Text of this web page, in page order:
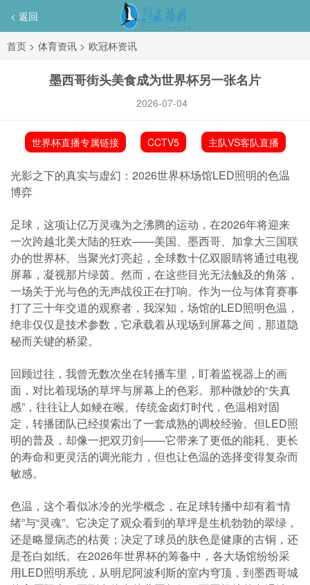
< 返回
首页 > 体育资讯 > 欧冠杯资讯
墨西哥街头美食成为世界杯另一张名片
2026-07-04
世界杯直播专属链接 CCTV5 主队VS客队直播
光影之下的真实与虚幻：2026世界杯场馆LED照明的色温
博弈
足球，这项让亿万灵魂为之沸腾的运动，在2026年将迎来
一次跨越北美大陆的狂欢——美国、墨西哥、加拿大三国联
办的世界杯。当聚光灯亮起，全球数十亿双眼睛将通过电视
屏幕，凝视那片绿茵。然而，在这些目光无法触及的角落，
一场关于光与色的无声战役正在打响。作为一位与体育赛事
打了三十年交道的观察者，我深知，场馆的LED照明色温，
绝非仅仅是技术参数，它承载着从现场到屏幕之间，那道隐
秘而关键的桥梁。
回顾过往，我曾无数次坐在转播车里，盯着监视器上的画
面，对比着现场的草坪与屏幕上的色彩。那种微妙的“失真
感”，往往让人如鲠在喉。传统金卤灯时代，色温相对固
定，转播团队已经摸索出了一套成熟的调校经验。但LED照
明的普及，却像一把双刃剑——它带来了更低的能耗、更长
的寿命和更灵活的调光能力，但也让色温的选择变得复杂而
敏感。
色温，这个看似冰冷的光学概念，在足球转播中却有着“情
绪”与“灵魂”。它决定了观众看到的草坪是生机勃勃的翠绿，
还是略显病态的枯黄；决定了球员的肤色是健康的古铜，还
是苍白如纸。在2026年世界杯的筹备中，各大场馆纷纷采
用LED照明系统，从明尼阿波利斯的室内穹顶，到墨西哥城